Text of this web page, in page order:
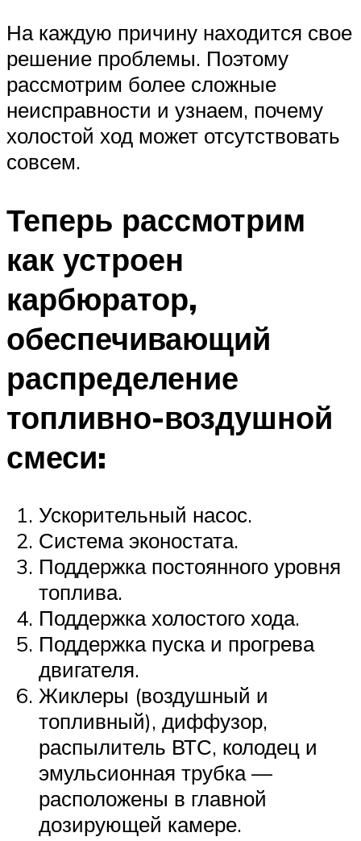
На каждую причину находится свое
решение проблемы. Поэтому
рассмотрим более сложные
неисправности и узнаем, почему
холостой ход может отсутствовать
совсем.
Теперь рассмотрим
как устроен
карбюратор,
обеспечивающий
распределение
топливно-воздушной
смеси:
Ускорительный насос.
Система эконостата.
Поддержка постоянного уровня
топлива.
Поддержка холостого хода.
Поддержка пуска и прогрева
двигателя.
Жиклеры (воздушный и
топливный), диффузор,
распылитель ВТС, колодец и
эмульсионная трубка —
расположены в главной
дозирующей камере.